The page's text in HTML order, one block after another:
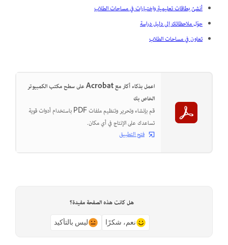
أنشئ بطاقات تعليمية واختبارات في مساحات الطلاب
حوّل ملاحظاتك إلى دليل دراسة
تعاون في مساحات الطلاب
اعمل بذكاء أكثر مع Acrobat على سطح مكتب الكمبيوتر
الخاص بك
قم بإنشاء وتحرير وتنظيم ملفات PDF باستخدام أدوات قوية
تساعدك على الإنتاج في أي مكان.
فتح التطبيق
هل كانت هذه الصفحة مفيدة؟
نعم، شكرًا ليس بالتأكيد